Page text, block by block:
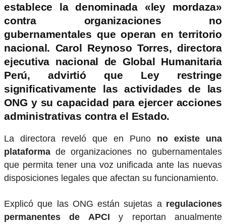
establece la denominada «ley mordaza»
contra organizaciones no
gubernamentales que operan en territorio
nacional. Carol Reynoso Torres, directora
ejecutiva nacional de Global Humanitaria
Perú, advirtió que Ley restringe
significativamente las actividades de las
ONG y su capacidad para ejercer acciones
administrativas contra el Estado.
La directora reveló que en Puno no existe una
plataforma de organizaciones no gubernamentales
que permita tener una voz unificada ante las nuevas
disposiciones legales que afectan su funcionamiento.
Explicó que las ONG están sujetas a regulaciones
permanentes de APCI y reportan anualmente